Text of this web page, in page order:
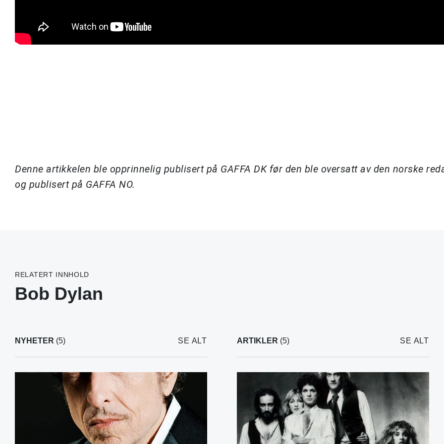
Denne artikkelen ble opprinnelig publisert på GAFFA DK før den ble oversatt av den norske
og publisert på GAFFA NO.
RELATERT INNHOLD
Bob Dylan
NYHETER (5) SE ALT ARTIKLER (5) SE ALT